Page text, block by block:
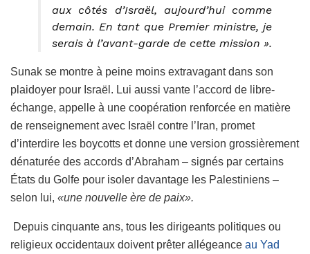
aux côtés d’Israël, aujourd’hui comme
demain. En tant que Premier ministre, je
serais à l’avant-garde de cette mission ».
Sunak se montre à peine moins extravagant dans son
plaidoyer pour Israël. Lui aussi vante l’accord de libre-
échange, appelle à une coopération renforcée en matière
de renseignement avec Israël contre l’Iran, promet
d’interdire les boycotts et donne une version grossièrement
dénaturée des accords d’Abraham – signés par certains
États du Golfe pour isoler davantage les Palestiniens –
selon lui, «une nouvelle ère de paix».
Depuis cinquante ans, tous les dirigeants politiques ou
religieux occidentaux doivent prêter allégeance au Yad